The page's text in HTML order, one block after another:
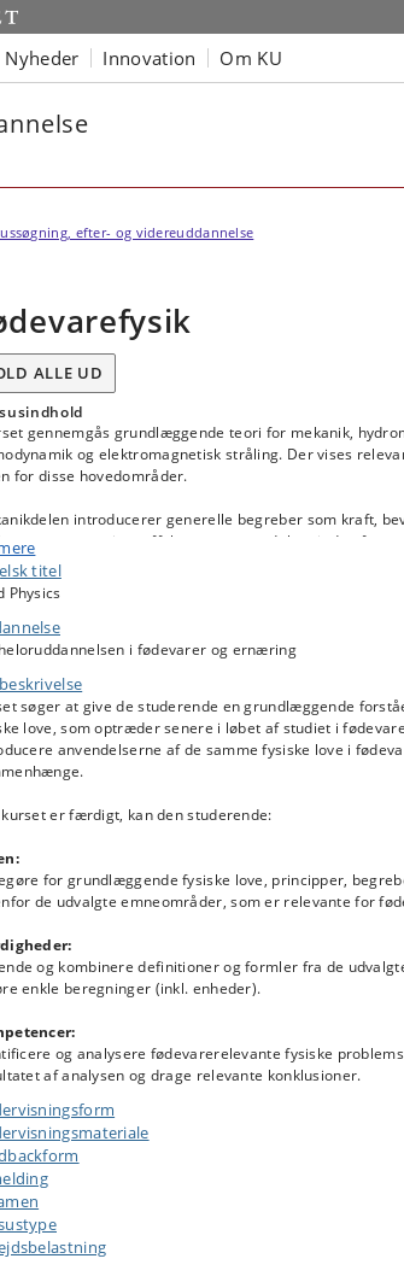
Nyheder Innovation Om KU
efter- og videreuddannelse
ALLE UD
gennemgås grundlæggende teori for mekanik,
og elektromagnetisk stråling. Der vises
for disse hovedområder.
introducerer generelle begreber som kraft,
energi og effekt samt anvendelser inden for
tryk, bøjning, drejning) og bevægelse, herunder rotation.
beskriver viskøse væskers og gassers
Desuden gives der en introduktion til
og Gibbs' energi samt det kemiske potential.
og varmetransport.
stråling beskrives i forbindelse med
titel
Physics
i fødevarer og ernæring
søger at give de studerende en grundlæggende
love, som optræder senere i løbet af studiet i
anvendelserne af de samme fysiske love i
er færdigt, kan den studerende:
for grundlæggende fysiske love, principper,
de udvalgte emneområder, som er relevante for
og kombinere definitioner og formler fra de
enkle beregninger (inkl. enheder).
og analysere fødevarerelevante fysiske
af analysen og drage relevante konklusioner.